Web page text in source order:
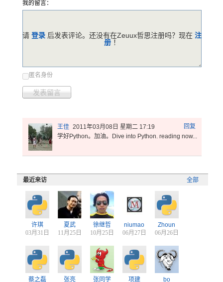
我的留言：
匿名身份
发表留言
请 登录 后发表评论。还没有在Zeuux哲思注册吗？现在 注
册 ！
回复
王佳 2011年03月08日 星期二 17:19
学好Python。加油。Dive into Python. reading now...
全部
最近来访
许琪
03月31日
夏武
11月25日
徐继哲
10月25日
niumao
06月27日
Zhoun
06月26日
蔡之磊 张亮 张同学 项建 bo